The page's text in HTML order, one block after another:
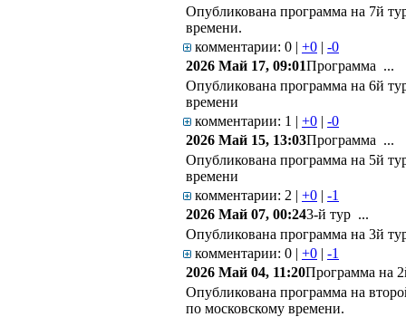
Опубликована программа на 7й
времени.
комментарии: 0 | +0 | -0
2026 Май 17, 09:01Программа ...
Опубликована программа на 6й
времени
комментарии: 1 | +0 | -0
2026 Май 15, 13:03Программа ...
Опубликована программа на 5й
времени
комментарии: 2 | +0 | -1
2026 Май 07, 00:243-й тур ...
Опубликована программа на 3й
комментарии: 0 | +0 | -1
2026 Май 04, 11:20Программа на
Опубликована программа на
по московскому времени.